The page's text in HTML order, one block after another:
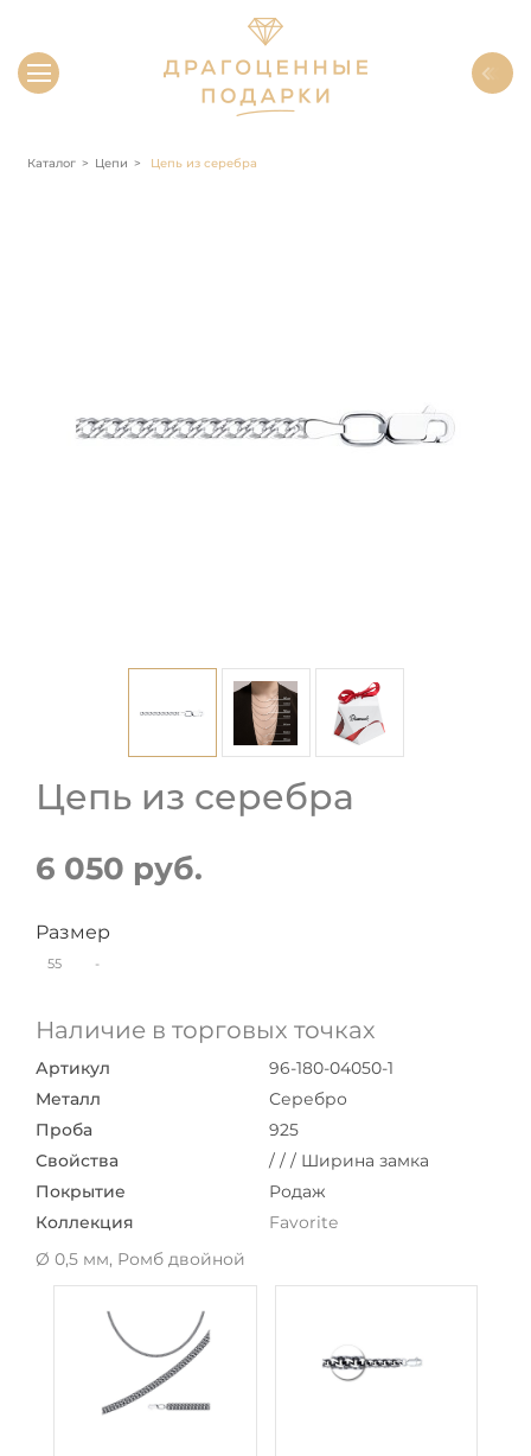
Каталог Цепи Цепь из серебра
Цепь из серебра
6 050 руб.
Размер
55 -
Наличие в торговых точках
Артикул
96-180-04050-1
Металл
Серебро
Проба
925
Свойства
/ / / Ширина замка
Покрытие
Родаж
Коллекция
Favorite
Ø 0,5 мм, Ромб двойной